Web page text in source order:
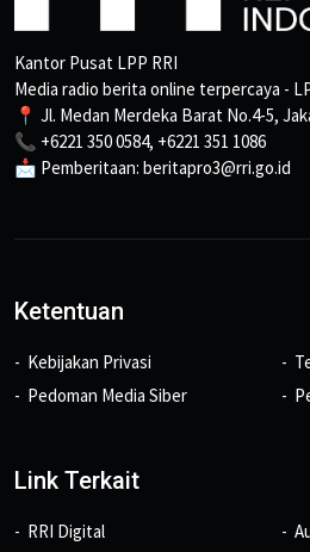
Kantor Pusat LPP RRI
Media radio berita online terpercaya -
📍 Jl. Medan Merdeka Barat No.4-5,
📞 +6221 350 0584, +6221 351 1086
📩 Pemberitaan: beritapro3@rri.go.id
Ketentuan
Kebijakan Privasi
Pedoman Media Siber
Link Terkait
RRI Digital